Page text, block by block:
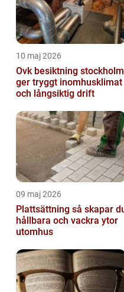
10 maj 2026
Ovk besiktning stockholm
ger tryggt inomhusklimat
och långsiktig drift
09 maj 2026
Plattsättning så skapar du
hållbara och vackra ytor
utomhus